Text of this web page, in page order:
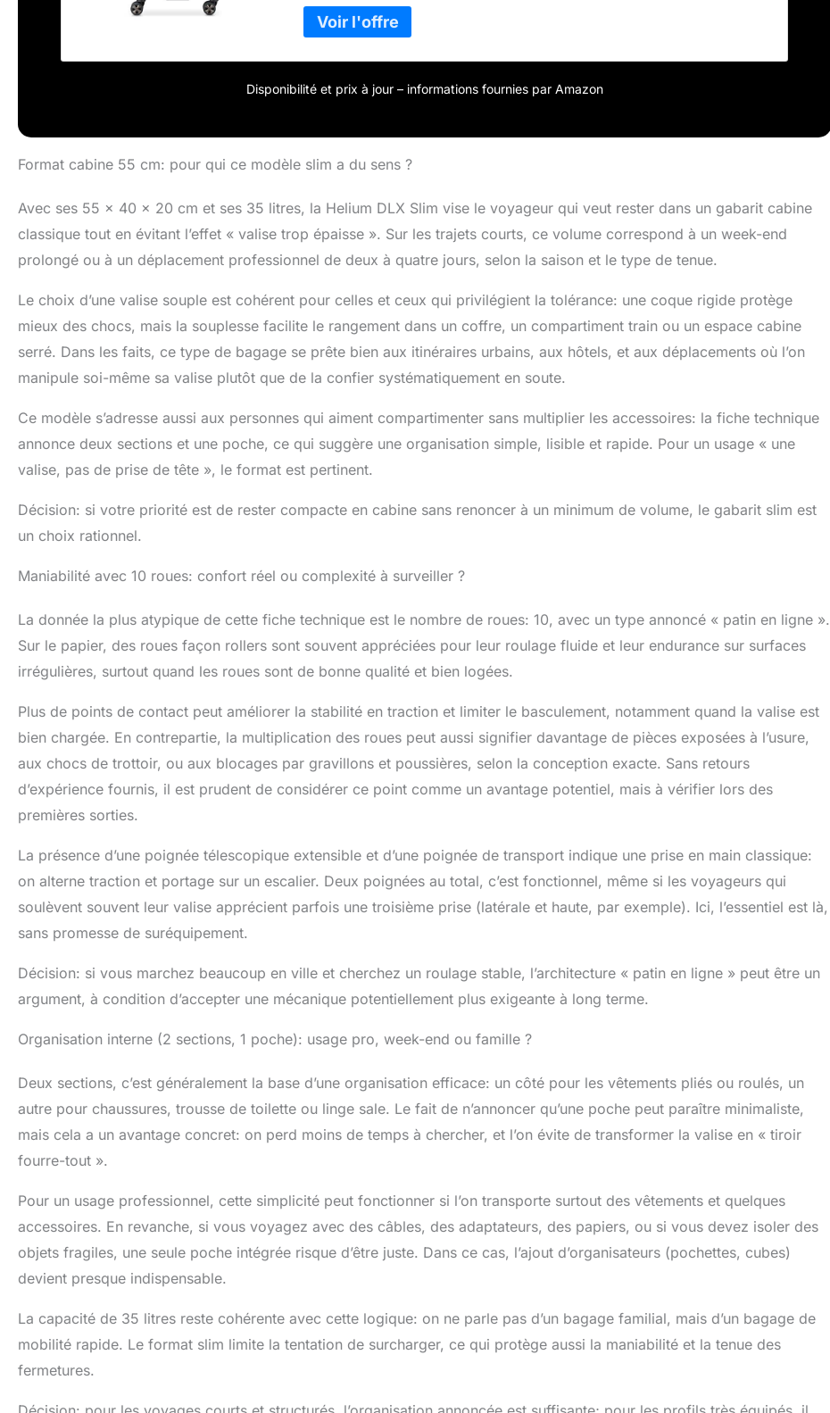
SECURITECH GARANTIE : Bénéficiez de la garantie internationale de 5 ans;
Pour toutes questions, vous pouvez contacter notre service client DELSEY
PARIS en utilisant le formulaire de contact disponible sur le site delsey,
rubrique "Contact" DIMENSIONS : 55 cm x 40 cm x 20 cm | 3,2 kg | 35 L
Disponibilité et prix à jour – informations fournies par Amazon
Format cabine 55 cm: pour qui ce modèle slim a du sens ?
Avec ses 55 x 40 x 20 cm et ses 35 litres, la Helium DLX Slim vise le voyageur qui veut rester dans un gabarit cabine
classique tout en évitant l’effet « valise trop épaisse ». Sur les trajets courts, ce volume correspond à un week-end
prolongé ou à un déplacement professionnel de deux à quatre jours, selon la saison et le type de tenue.
Le choix d’une valise souple est cohérent pour celles et ceux qui privilégient la tolérance: une coque rigide protège
mieux des chocs, mais la souplesse facilite le rangement dans un coffre, un compartiment train ou un espace cabine
serré. Dans les faits, ce type de bagage se prête bien aux itinéraires urbains, aux hôtels, et aux déplacements où l’on
manipule soi-même sa valise plutôt que de la confier systématiquement en soute.
Ce modèle s’adresse aussi aux personnes qui aiment compartimenter sans multiplier les accessoires: la fiche technique
annonce deux sections et une poche, ce qui suggère une organisation simple, lisible et rapide. Pour un usage « une
valise, pas de prise de tête », le format est pertinent.
Décision: si votre priorité est de rester compacte en cabine sans renoncer à un minimum de volume, le gabarit slim est
un choix rationnel.
Maniabilité avec 10 roues: confort réel ou complexité à surveiller ?
La donnée la plus atypique de cette fiche technique est le nombre de roues: 10, avec un type annoncé « patin en ligne ».
Sur le papier, des roues façon rollers sont souvent appréciées pour leur roulage fluide et leur endurance sur surfaces
irrégulières, surtout quand les roues sont de bonne qualité et bien logées.
Plus de points de contact peut améliorer la stabilité en traction et limiter le basculement, notamment quand la valise est
bien chargée. En contrepartie, la multiplication des roues peut aussi signifier davantage de pièces exposées à l’usure,
aux chocs de trottoir, ou aux blocages par gravillons et poussières, selon la conception exacte. Sans retours
d’expérience fournis, il est prudent de considérer ce point comme un avantage potentiel, mais à vérifier lors des
premières sorties.
La présence d’une poignée télescopique extensible et d’une poignée de transport indique une prise en main classique:
on alterne traction et portage sur un escalier. Deux poignées au total, c’est fonctionnel, même si les voyageurs qui
soulèvent souvent leur valise apprécient parfois une troisième prise (latérale et haute, par exemple). Ici, l’essentiel est là,
sans promesse de suréquipement.
Décision: si vous marchez beaucoup en ville et cherchez un roulage stable, l’architecture « patin en ligne » peut être un
argument, à condition d’accepter une mécanique potentiellement plus exigeante à long terme.
Organisation interne (2 sections, 1 poche): usage pro, week-end ou famille ?
Deux sections, c’est généralement la base d’une organisation efficace: un côté pour les vêtements pliés ou roulés, un
autre pour chaussures, trousse de toilette ou linge sale. Le fait de n’annoncer qu’une poche peut paraître minimaliste,
mais cela a un avantage concret: on perd moins de temps à chercher, et l’on évite de transformer la valise en « tiroir
fourre-tout ».
Pour un usage professionnel, cette simplicité peut fonctionner si l’on transporte surtout des vêtements et quelques
accessoires. En revanche, si vous voyagez avec des câbles, des adaptateurs, des papiers, ou si vous devez isoler des
objets fragiles, une seule poche intégrée risque d’être juste. Dans ce cas, l’ajout d’organisateurs (pochettes, cubes)
devient presque indispensable.
La capacité de 35 litres reste cohérente avec cette logique: on ne parle pas d’un bagage familial, mais d’un bagage de
mobilité rapide. Le format slim limite la tentation de surcharger, ce qui protège aussi la maniabilité et la tenue des
fermetures.